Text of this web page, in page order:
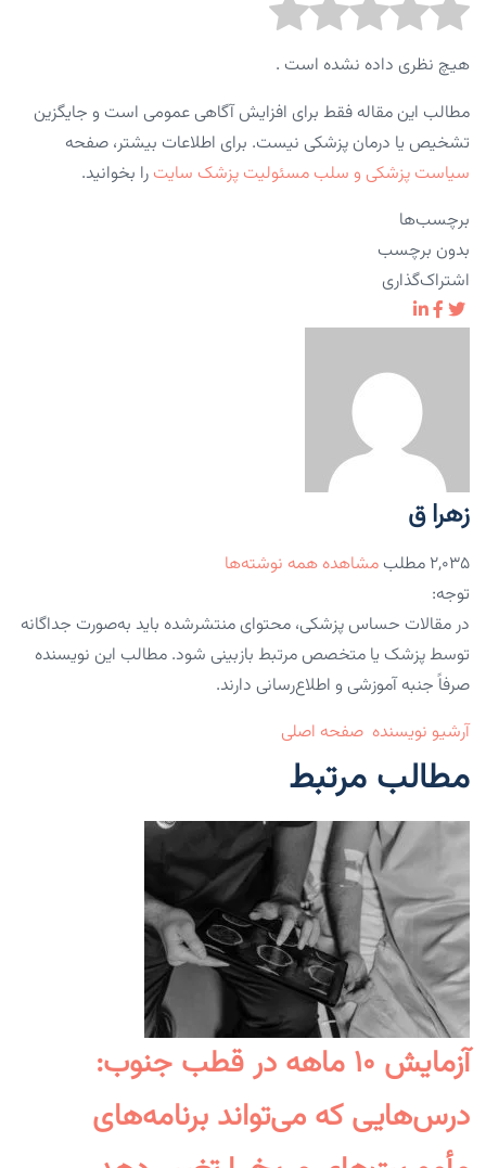
هیچ نظری داده نشده است .
مطالب این مقاله فقط برای افزایش آگاهی عمومی است و جایگزین
تشخیص یا درمان پزشکی نیست. برای اطلاعات بیشتر، صفحه
سیاست پزشکی و سلب مسئولیت پزشک سایت را بخوانید.
برچسب‌ها
بدون برچسب
اشتراک‌گذاری
زهرا ق
۲,۰۳۵ مطلب
مشاهده همه نوشته‌ها
توجه:
در مقالات حساس پزشکی، محتوای منتشرشده باید به‌صورت جداگانه
توسط پزشک یا متخصص مرتبط بازبینی شود. مطالب این نویسنده
صرفاً جنبه آموزشی و اطلاع‌رسانی دارند.
آرشیو نویسنده صفحه اصلی
مطالب مرتبط
آزمایش ۱۰ ماهه در قطب جنوب:
درس‌هایی که می‌تواند برنامه‌های